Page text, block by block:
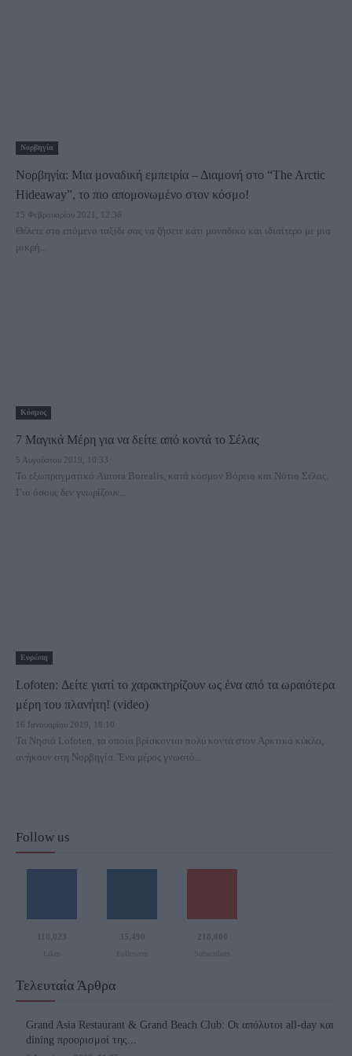
Νορβηγία
Νορβηγία: Μια μοναδική εμπειρία – Διαμονή στο “The Arctic
Hideaway”, το πιο απομονωμένο στον κόσμο!
15 Φεβρουαρίου 2021, 12:36
Θέλετε στο επόμενο ταξίδι σας να ζήσετε κάτι μοναδικό και ιδιαίτερο με μια
μικρή...
Κόσμος
7 Μαγικά Μέρη για να δείτε από κοντά το Σέλας
5 Αυγούστου 2019, 10:33
Το εξωπραγματικό Aurora Borealis, κατά κόσμον Βόρειο και Νότιο Σέλας.
Για όσους δεν γνωρίζουν...
Ευρώπη
Lofoten: Δείτε γιατί το χαρακτηρίζουν ως ένα από τα ωραιότερα
μέρη του πλανήτη! (video)
16 Ιανουαρίου 2019, 18:10
Τα Νησιά Lofoten, τα οποία βρίσκονται πολύ κοντά στον Αρκτικό κύκλο,
ανήκουν στη Νορβηγία. Ένα μέρος γνωστό...
Follow us
110,023 35,490 218,000
Τελευταία Άρθρα
Grand Asia Restaurant & Grand Beach Club: Οι απόλυτοι all-day και
dining προορισμοί της...